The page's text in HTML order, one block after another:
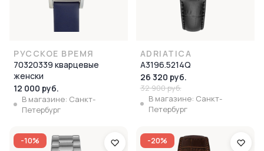
РУССКОЕ ВРЕМЯ
70320339 кварцевые
женски
12 000 руб.
В магазине: Санкт-
Петербург
ADRIATICA
A3196.5214Q
26 320 руб.
32 900 руб.
В магазине: Санкт-
Петербург
-10% -20%